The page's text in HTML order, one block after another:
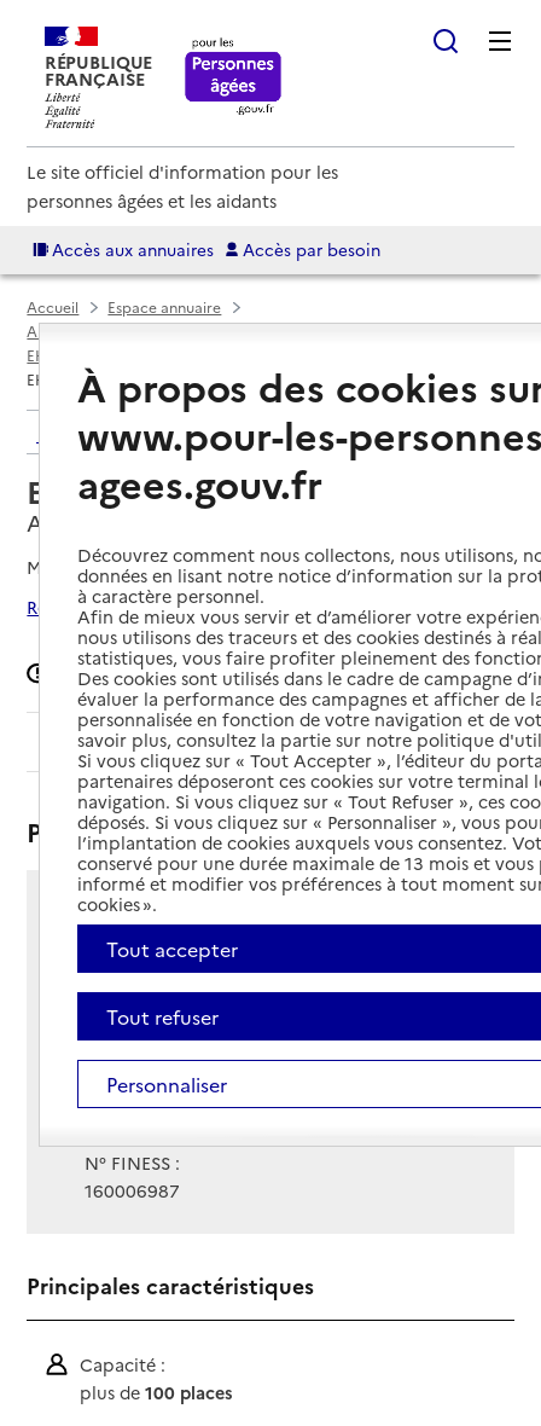
RÉPUBLIQUE
FRANÇAISE
Le site officiel d'information pour les
personnes âgées et les aidants
Accès aux annuaires Accès par besoin
Accueil
Espace annuaire
Annuaire EHPAD et maisons de retraite
EHPAD par département
EHPAD de Beaulieu
Retour aux résultats de l'annuaire
EHPAD de Beaulieu
Angoulême, CHARENTE
Mis à jour le02/07/2026
Rechercher les établissements autour de Angoulême
Signaler une erreur
Sommaire
Présentation
1 rue Jean Guerin
16000 - Angoulême
Voir itinéraire
Téléphone :
05 45 24 63 63
Site Internet
Site internet
Gestionnaire :
N° FINESS :
160006987
Principales caractéristiques
Capacité :
plus de100 places
À propos des cookies
www.pour-les-
agees.gouv.fr
Découvrez comment nous collectons, nous utilisons,
données en lisant notre notice d’information sur la
à caractère personnel.
Afin de mieux vous servir et d’améliorer votre
nous utilisons des traceurs et des cookies destinés à
statistiques, vous faire profiter pleinement des
Des cookies sont utilisés dans le cadre de campagne
évaluer la performance des campagnes et afficher de
personnalisée en fonction de votre navigation et de
savoir plus, consultez la partie sur notre politique
Si vous cliquez sur « Tout Accepter », l’éditeur du
partenaires déposeront ces cookies sur votre terminal
navigation. Si vous cliquez sur « Tout Refuser », ces
déposés. Si vous cliquez sur « Personnaliser », vous
l’implantation de cookies auxquels vous consentez.
conservé pour une durée maximale de 13 mois et
informé et modifier vos préférences à tout moment
cookies ».
Tout accepter
Tout refuser
Personnaliser